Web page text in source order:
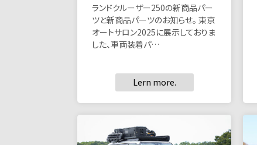
ランドクルーザー250の新商品パー
ツと新商品パーツのお知らせ。 東京
オートサロン2025に展示しておりま
した、車両装着パ…
Lern more.